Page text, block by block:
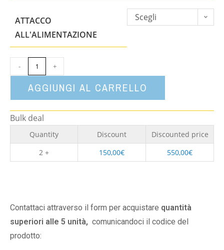
ATTACCO
ALL'ALIMENTAZIONE
Scegli
- +
AGGIUNGI AL CARRELLO
Bulk deal
Quantity Discount
Discounted price
2 +
150,00€ 550,00€
Contattaci attraverso il form per acquistare quantità
superiori alle 5 unità, comunicandoci il codice del
prodotto: